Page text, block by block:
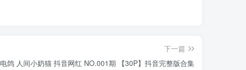
下一篇
电鸽 人间小奶猫 抖音网红 NO.001期 【30P】抖音完整版合集